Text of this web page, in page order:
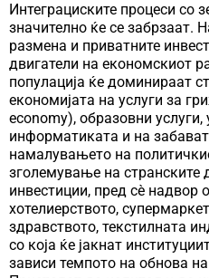
Интеграциските процеси со
значително ќе се забрзаат.
размена и приватните
двигатели на економскиот
популација ќе доминираат
економијата на услуги за
economy), образовни услуги,
информатиката и на
намалувањето на
зголемување на странските
инвестиции, пред сѐ надвор
хотелиерството,
здравството, текстилната
со која ќе јакнат
зависи темпото на обнова